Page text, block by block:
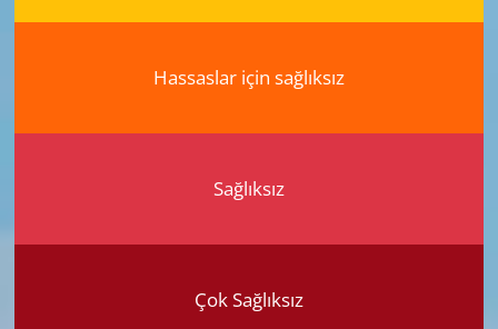
Hassaslar için sağlıksız
Sağlıksız
Çok Sağlıksız